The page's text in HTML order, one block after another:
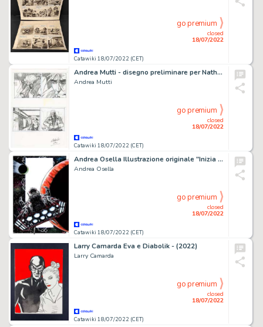
Catawiki 18/07/2022 (CET)
closed
18/07/2022
go premium
Andrea Mutti - disegno preliminare per Nathan Never "Concerto Mortale" - (1998)
Andrea Mutti
Catawiki 18/07/2022 (CET)
closed
18/07/2022
go premium
Andrea Osella Illustrazione originale "Inizia il Viaggio"
Andrea Osella
Catawiki 18/07/2022 (CET)
closed
18/07/2022
go premium
Larry Camarda Eva e Diabolik - (2022)
Larry Camarda
Catawiki 18/07/2022 (CET)
closed
18/07/2022
go premium